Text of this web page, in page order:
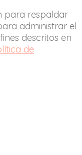
para respaldar
administrar el
descritos en
de